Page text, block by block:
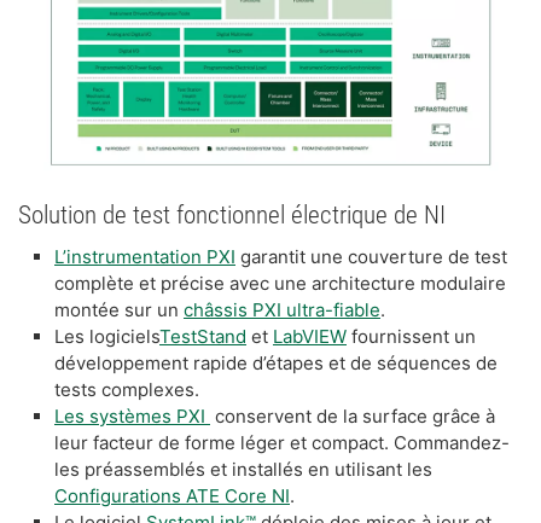
Solution de test fonctionnel électrique de NI
L’instrumentation PXI garantit une couverture de test
complète et précise avec une architecture modulaire
montée sur un châssis PXI ultra-fiable.
Les logicielsTestStand et LabVIEW fournissent un
développement rapide d’étapes et de séquences de
tests complexes.
Les systèmes PXI conservent de la surface grâce à
leur facteur de forme léger et compact. Commandez-
les préassemblés et installés en utilisant les
Configurations ATE Core NI.